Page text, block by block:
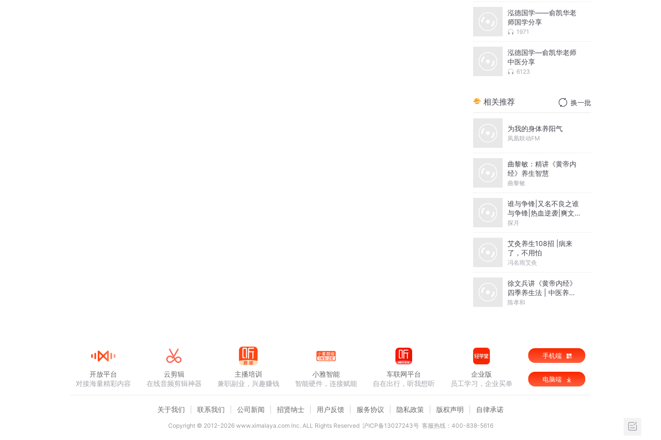
泓德国学——俞凯华老
师国学分享
1971
泓德国学—俞凯华老师
中医分享
6123
相关推荐 换一批
为我的身体养阳气
凤凰联动FM
曲黎敏：精讲《黄帝内
经》养生智慧
曲黎敏
谁与争锋|又名不良之谁
与争锋|热血逆袭|爽文爆
笑|会员免费
探月
艾灸养生108招 |病来
了，不用怕
冯名雨艾灸
徐文兵讲《黄帝内经》
四季养生法 | 中医养生 |
24节气 | 健康养生
陈孝和
开放平台
对接海量精彩内容
云剪辑
在线音频剪辑神器
主播培训
兼职副业，兴趣赚钱
小雅智能
智能硬件，连接赋能
车联网平台
自在出行，听我想听
企业版
员工学习，企业买单
手机端
电脑端
关于我们 联系我们 公司新闻 招贤纳士 用户反馈 服务协议 隐私政策 版权声明 自律承诺
Copyright © 2012-2026www.ximalaya.com lnc. ALL Rights Reserved 沪ICP备13027243号 客服热线：400-838-5616